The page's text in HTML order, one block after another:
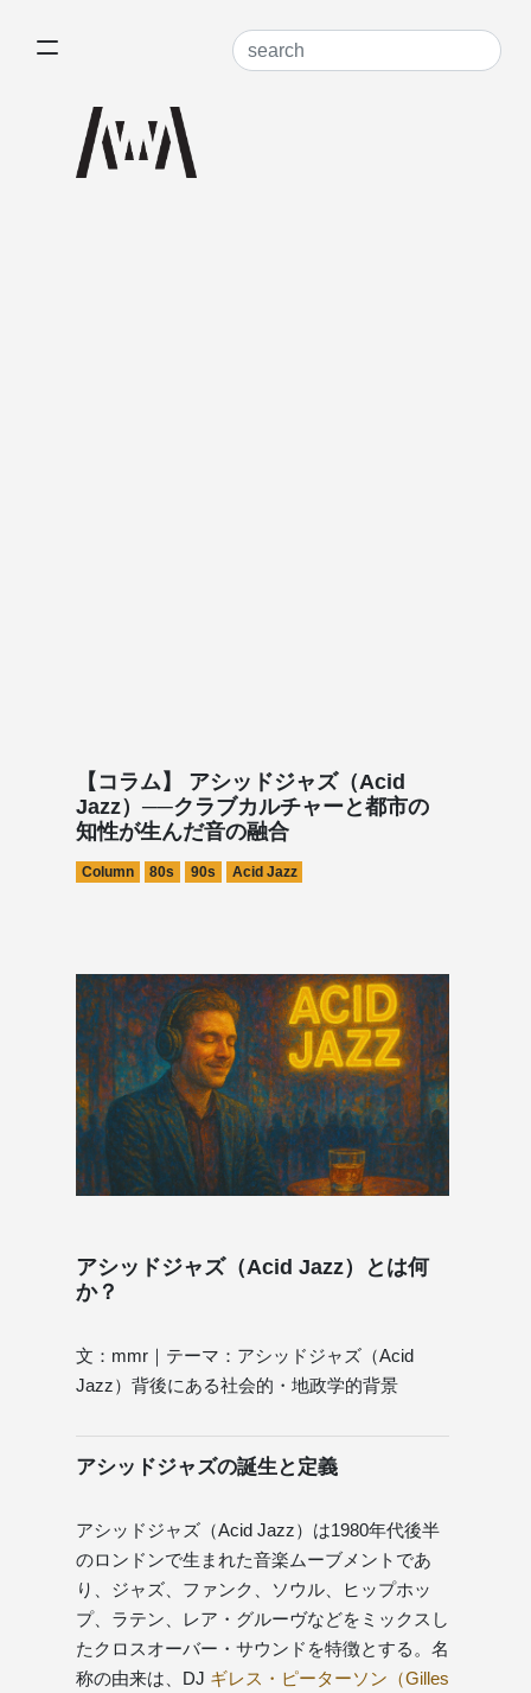
【コラム】 アシッドジャズ（Acid
Jazz）──クラブカルチャーと都市の
知性が生んだ音の融合
Column 80s 90s Acid Jazz
アシッドジャズ（Acid Jazz）とは何
か？
文：mmr｜テーマ：アシッドジャズ（Acid
Jazz）背後にある社会的・地政学的背景
アシッドジャズの誕生と定義
アシッドジャズ（Acid Jazz）は1980年代後半
のロンドンで生まれた音楽ムーブメントであ
り、ジャズ、ファンク、ソウル、ヒップホッ
プ、ラテン、レア・グルーヴなどをミックスし
たクロスオーバー・サウンドを特徴とする。名
称の由来は、DJ ギレス・ピーターソン（Gilles